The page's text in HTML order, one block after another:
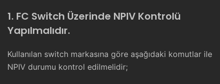
1. FC Switch Üzerinde NPIV Kontrolü
Yapılmalıdır.
Kullanılan switch markasına göre aşağıdaki komutlar ile
NPIV durumu kontrol edilmelidir;